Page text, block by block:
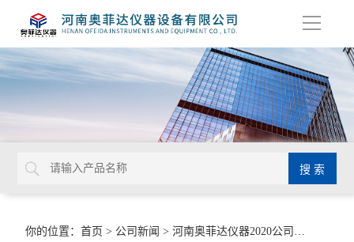
导
你的位置：首页 > 公司新闻 > 河南奥菲达仪器2020公司端午节放假通知